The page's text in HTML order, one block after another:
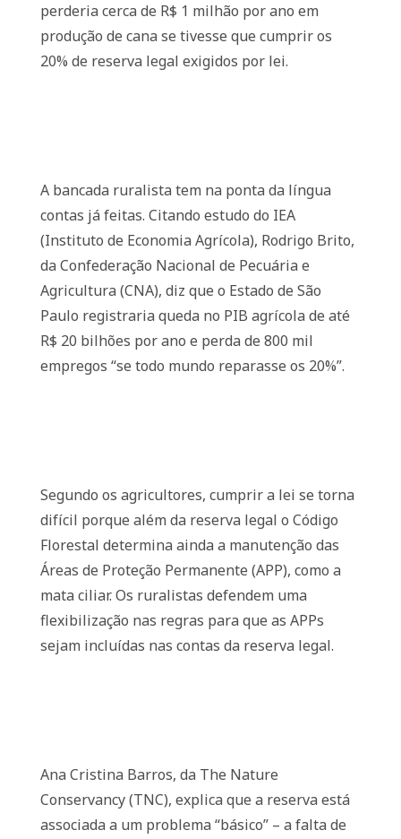
perderia cerca de R$ 1 milhão por ano em
produção de cana se tivesse que cumprir os
20% de reserva legal exigidos por lei.
A bancada ruralista tem na ponta da língua
contas já feitas. Citando estudo do IEA
(Instituto de Economia Agrícola), Rodrigo Brito,
da Confederação Nacional de Pecuária e
Agricultura (CNA), diz que o Estado de São
Paulo registraria queda no PIB agrícola de até
R$ 20 bilhões por ano e perda de 800 mil
empregos “se todo mundo reparasse os 20%”.
Segundo os agricultores, cumprir a lei se torna
difícil porque além da reserva legal o Código
Florestal determina ainda a manutenção das
Áreas de Proteção Permanente (APP), como a
mata ciliar. Os ruralistas defendem uma
flexibilização nas regras para que as APPs
sejam incluídas nas contas da reserva legal.
Ana Cristina Barros, da The Nature
Conservancy (TNC), explica que a reserva está
associada a um problema “básico” – a falta de